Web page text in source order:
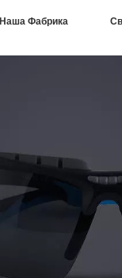
Наша Фабрика